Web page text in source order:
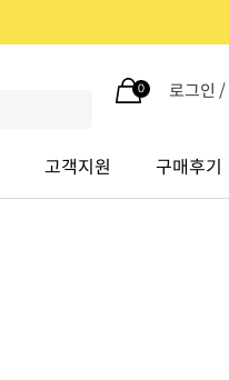
0 로그인 /
고객지원 구매후기